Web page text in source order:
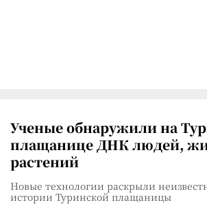
Ученые обнаружили на
плащанице ДНК людей,
растений
Новые технологии раскрыли
истории Туринской плащаницы